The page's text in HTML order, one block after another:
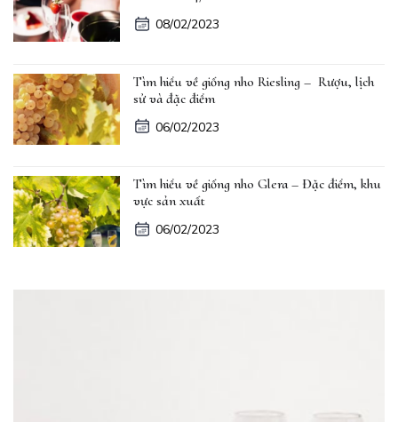
08/02/2023
Tìm hiểu về giống nho Riesling – Rượu, lịch
sử và đặc điểm
06/02/2023
Tìm hiểu về giống nho Glera – Đặc điểm, khu
vực sản xuất
06/02/2023